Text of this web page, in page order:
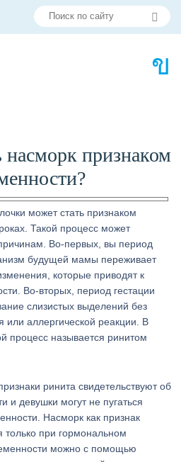
признаком
может стать признаком
Такой процесс может
Во-первых, вы период
будущей мамы переживает
которые приводят к
Во-вторых, период гестации
слизистых выделений без
или аллергической реакции. В
процесс называется ринитом
ринита свидетельствуют об
и девушки могут не пугаться
Насморк как признак
только при гормональном
можно с помощью